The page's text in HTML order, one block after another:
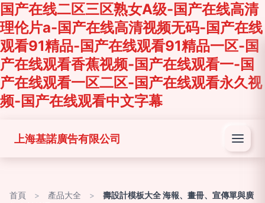
国产在线二区三区熟女A级-国产在线高清
理伦片a-国产在线高清视频无码-国产在线
观看91精品-国产在线观看91精品一区-国
产在线观看香蕉视频-国产在线观看一-国
产在线观看一区二区-国产在线观看永久视
频-国产在线观看中文字幕
上海基諾廣告有限公司
首頁 > 產品大全 >
壽設計模板大全 海報、畫冊、宣傳單與廣